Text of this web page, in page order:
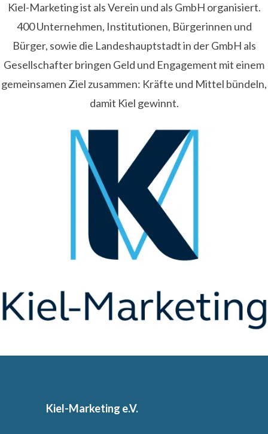
Kiel-Marketing ist als Verein und als GmbH organisiert.
400 Unternehmen, Institutionen, Bürgerinnen und
Bürger, sowie die Landeshauptstadt in der GmbH als
Gesellschafter bringen Geld und Engagement mit einem
gemeinsamen Ziel zusammen: Kräfte und Mittel bündeln,
damit Kiel gewinnt.
Kiel-Marketing e.V.